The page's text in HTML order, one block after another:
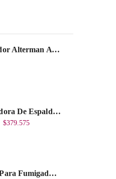
Generador Alterman A Gasolina 2T, 950W, Encendido Manual, 120 V, Con Chasis, EGG950-I.
Fumigadora De Espalda Alterman A Baterí­a 12V/12Ah, 20Litros, Xkes20.
$379.575
Bomba Para Fumigadora Estacionaria 22 Litros, Xp22-I.